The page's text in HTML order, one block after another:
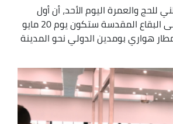
والعمرة اليوم الأحد، أن أول
رحلة لنقل الحجاج الى البقاع المقدسة ستكون يوم 20 مايو
هواري بومدين الدولي نحو المدينة